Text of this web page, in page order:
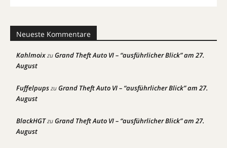
Neueste Kommentare
KahlmoixzuGrand Theft Auto VI – “ausführlicher Blick” am 27.
August
FuffelpupszuGrand Theft Auto VI – “ausführlicher Blick” am 27.
August
BlackHGTzuGrand Theft Auto VI – “ausführlicher Blick” am 27.
August